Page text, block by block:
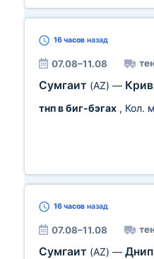
16 часов назад
07.08–11.08
Сумгаит (AZ) —
тнп в биг-бэгах , Кол.
16 часов назад
07.08–11.08
Сумгаит (AZ) —